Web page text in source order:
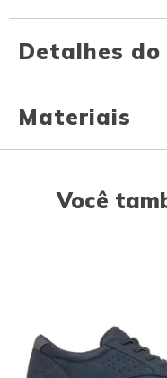
Detalhes do
Materiais
Você